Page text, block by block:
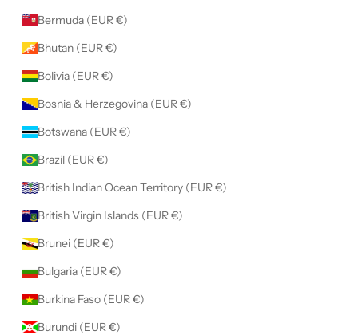
Bermuda (EUR €)
Bhutan (EUR €)
Bolivia (EUR €)
Bosnia & Herzegovina (EUR €)
Botswana (EUR €)
Brazil (EUR €)
British Indian Ocean Territory (EUR €)
British Virgin Islands (EUR €)
Brunei (EUR €)
Bulgaria (EUR €)
Burkina Faso (EUR €)
Burundi (EUR €)